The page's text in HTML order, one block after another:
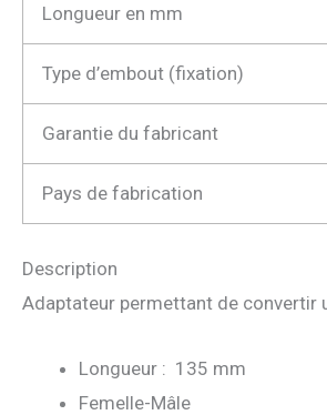
Longueur en mm
Type d’embout (fixation)
Garantie du fabricant
Pays de fabrication
Description
Adaptateur permettant de convertir
Longueur : 135 mm
Femelle-Mâle